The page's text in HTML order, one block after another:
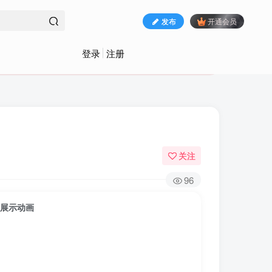
发布 开通会员
登录 注册
关注
96
示动画